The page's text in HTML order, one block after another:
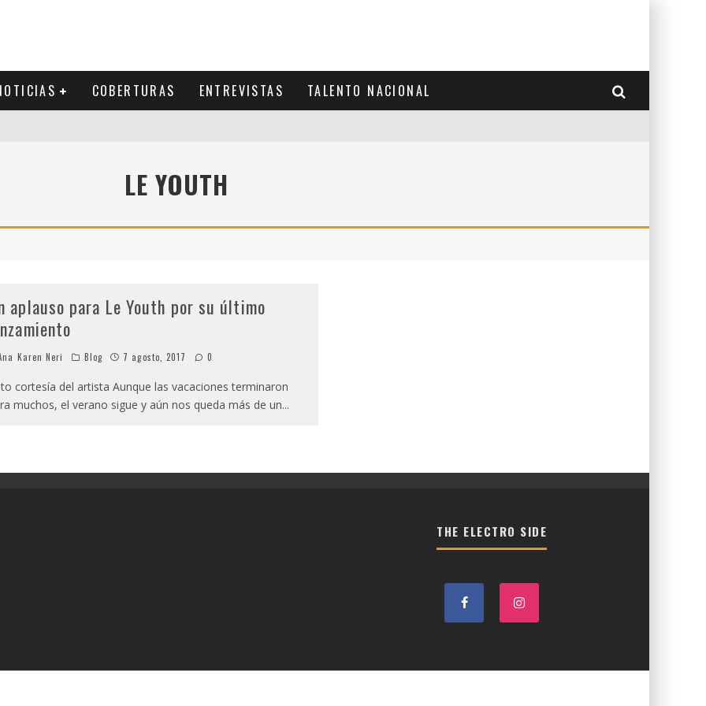
COBERTURAS ENTREVISTAS TALENTO NACIONAL
LE YOUTH
aplauso para Le Youth por su último
Karen Neri Blog 7 agosto, 2017 0
cortesía del artista Aunque las vacaciones terminaron
muchos, el verano sigue y aún nos queda más de un...
THE ELECTRO SIDE